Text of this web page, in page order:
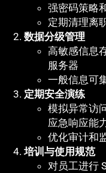
强密码策略
定期清理离
数据分级管理
高敏感信息
服务器
一般信息可
定期安全演练
模拟异常访
应急响应能
优化审计和
培训与使用规范
对员工进行